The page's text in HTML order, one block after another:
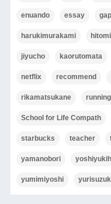
enuando essay
harukimurakami
jiyucho kaorutomata
netflix recommend
rikamatsukane running
School for Life Compath
starbucks teacher
yamanobori
yumimiyoshi